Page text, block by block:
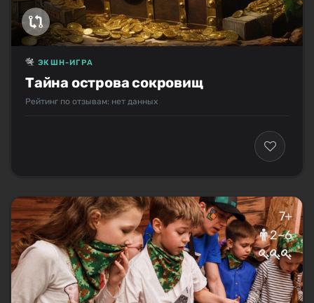
Тайна острова сокровищ
ЭКШН-ИГРА
Рейтинг по отзывам: нет данных
7+
2–6